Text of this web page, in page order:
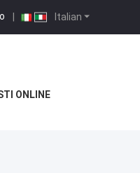
Italian
|
ONLINE